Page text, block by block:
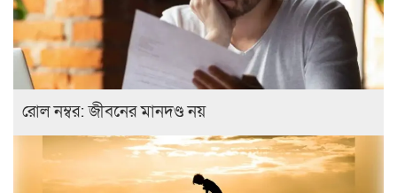
রোল নম্বর: জীবনের মানদণ্ড নয়